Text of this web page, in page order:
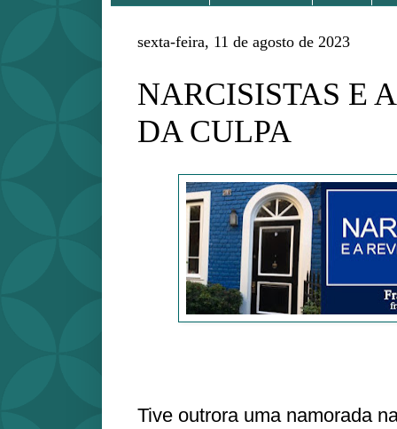
sexta-feira, 11 de agosto de 2023
NARCISISTAS E
DA CULPA
Tive outrora uma namorada